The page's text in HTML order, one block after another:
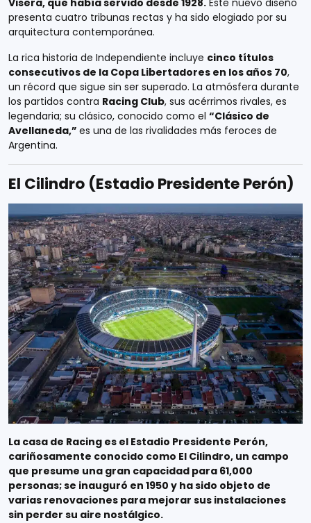
Visera, que había servido desde 1928. Este nuevo diseño
presenta cuatro tribunas rectas y ha sido elogiado por su
arquitectura contemporánea.
La rica historia de Independiente incluye cinco títulos
consecutivos de la Copa Libertadores en los años 70,
un récord que sigue sin ser superado. La atmósfera durante
los partidos contra Racing Club, sus acérrimos rivales, es
legendaria; su clásico, conocido como el “Clásico de
Avellaneda,” es una de las rivalidades más feroces de
Argentina.
El Cilindro (Estadio Presidente Perón)
La casa de Racing es el Estadio Presidente Perón,
cariñosamente conocido como El Cilindro, un campo
que presume una gran capacidad para 61,000
personas; se inauguró en 1950 y ha sido objeto de
varias renovaciones para mejorar sus instalaciones
sin perder su aire nostálgico.